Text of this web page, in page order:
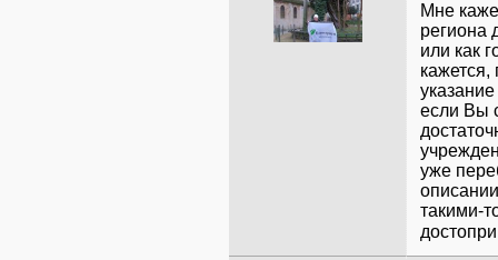
Мне
региона
или как
если Вы
уже
такими-